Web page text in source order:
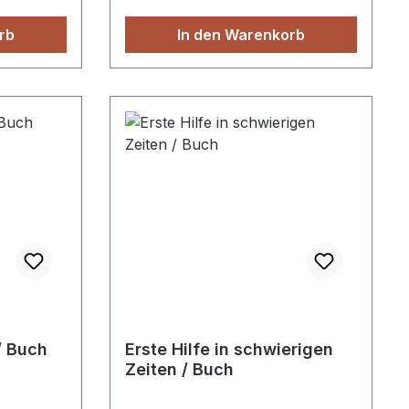
In den Warenkorb
Buch
Erste Hilfe in schwierigen
Zeiten / Buch